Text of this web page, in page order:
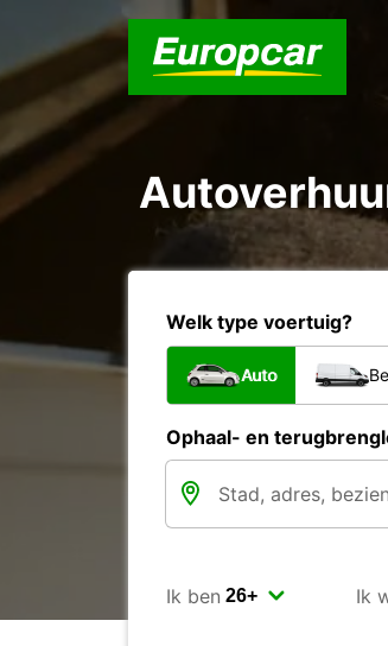
Welk type voertuig?
Auto
Ophaal- en
Ik ben Ik